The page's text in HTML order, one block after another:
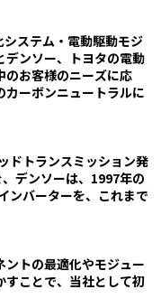
ステム・電動駆動モジ
デンソー、トヨタの電動
のお客様のニーズに応
ーボンニュートラルに
ドトランスミッション発
デンソーは、1997年の
ンバーターを、これまで
トの最適化やモジュー
ことで、当社として初